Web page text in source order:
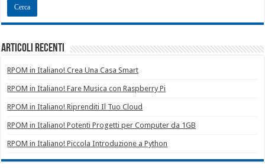
Articoli recenti
RPOM in Italiano! Crea Una Casa Smart
RPOM in Italiano! Fare Musica con Raspberry Pi
RPOM in Italiano! Riprenditi Il Tuo Cloud
RPOM in Italiano! Potenti Progetti per Computer da 1GB
RPOM in Italiano! Piccola Introduzione a Python